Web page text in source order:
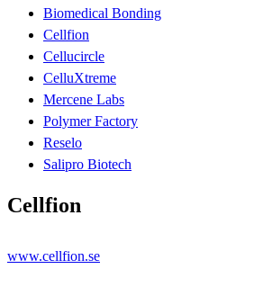
Biomedical Bonding
Cellfion
Cellucircle
CelluXtreme
Mercene Labs
Polymer Factory
Reselo
Salipro Biotech
Cellfion
www.cellfion.se